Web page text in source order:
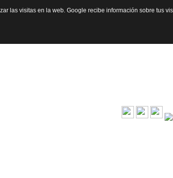
las visitas en la web. Google recibe información sobre tus